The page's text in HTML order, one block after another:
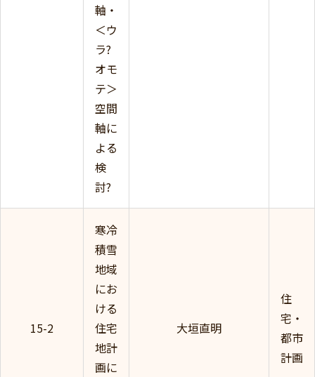
軸・
＜ウ
ラ?
オモ
テ＞
空間
軸に
よる
検
討?
15-2
寒冷
積雪
地域
にお
ける
住宅
地計
画に
大垣直明
住
宅・
都市
計画